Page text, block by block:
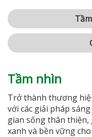
Tầm nhìn
Trở thành thương
với các giải pháp
gian sống thân
xanh và bền vững